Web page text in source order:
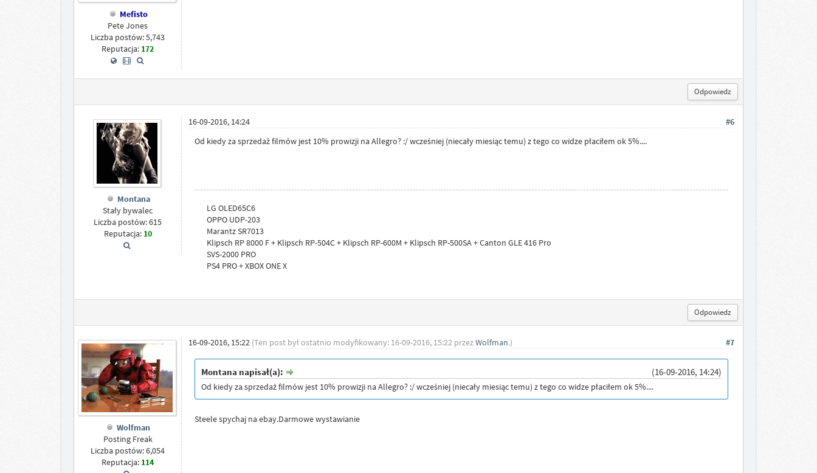
Mefisto
Pete Jones
Liczba postów: 5,743
Reputacja: 172
Odpowiedz
Montana
Stały bywalec
Liczba postów: 615
Reputacja: 10
#6
16-09-2016, 14:24
Od kiedy za sprzedaż filmów jest 10% prowizji na Allegro? :/ wcześniej (niecały miesiąc temu) z tego co widze płaciłem ok 5%....
LG OLED65C6
OPPO UDP-203
Marantz SR7013
Klipsch RP 8000 F + Klipsch RP-504C + Klipsch RP-600M + Klipsch RP-500SA + Canton GLE 416 Pro
SVS-2000 PRO
PS4 PRO + XBOX ONE X
Odpowiedz
Wolfman
Posting Freak
Liczba postów: 6,054
Reputacja: 114
#7
16-09-2016, 15:22 (Ten post był ostatnio modyfikowany: 16-09-2016, 15:22 przezWolfman.)
(16-09-2016, 14:24)
Montana napisał(a):
Od kiedy za sprzedaż filmów jest 10% prowizji na Allegro? :/ wcześniej (niecały miesiąc temu) z tego co widze płaciłem ok 5%....
Steele spychaj na ebay.Darmowe wystawianie